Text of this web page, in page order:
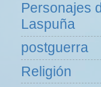
Personajes
Laspuña
postguerra
Religión